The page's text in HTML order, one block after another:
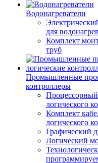
Водонагреватели
для
Комплект
труб
Промышленные
контроллеры
логического
Комплект
логического
Графический
Логический